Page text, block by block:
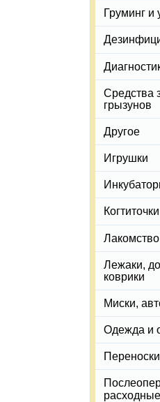
Груминг и
Средства
грызунов
Другое
Игрушки
Когтиточки
Лежаки,
коврики
Миски,
Одежда и